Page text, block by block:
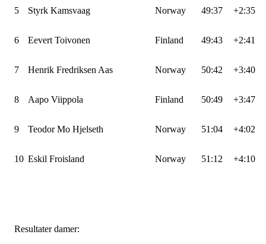
5 Styrk Kamsvaag Norway 49:37 +2:35
6 Eevert Toivonen Finland 49:43 +2:41
7 Henrik Fredriksen Aas Norway 50:42 +3:40
8 Aapo Viippola Finland 50:49 +3:47
9 Teodor Mo Hjelseth Norway 51:04 +4:02
10 Eskil Froisland Norway 51:12 +4:10
Resultater damer: